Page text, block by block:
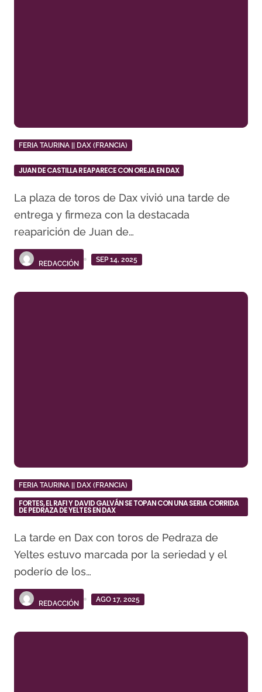
FERIA TAURINA || DAX (FRANCIA)
JUAN DE CASTILLA REAPARECE CON OREJA EN DAX
La plaza de toros de Dax vivió una tarde de
entrega y firmeza con la destacada
reaparición de Juan de…
REDACCIÓN
SEP 14, 2025
FERIA TAURINA || DAX (FRANCIA)
FORTES, EL RAFI Y DAVID GALVÁN SE TOPAN CON UNA SERIA CORRIDA
DE PEDRAZA DE YELTES EN DAX
La tarde en Dax con toros de Pedraza de
Yeltes estuvo marcada por la seriedad y el
poderío de los…
REDACCIÓN
AGO 17, 2025